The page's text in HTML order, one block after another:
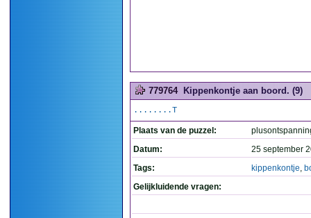
779764 Kippenkontje aan boord. (9)
........T
Plaats van de puzzel:
Datum:
25 september
Tags:
kippenkontje,
Gelijkluidende vragen: